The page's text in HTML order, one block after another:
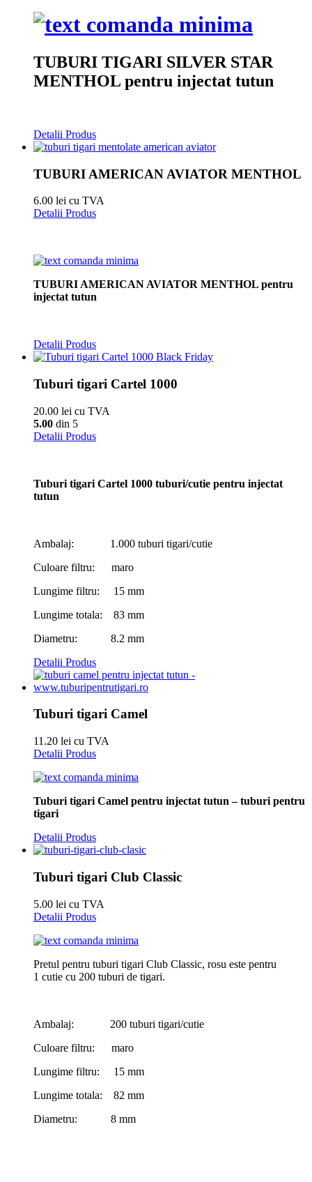
TUBURI TIGARI SILVER STAR
MENTHOL pentru injectat tutun
Detalii Produs
TUBURI AMERICAN AVIATOR MENTHOL
6.00 lei cu TVA
Detalii Produs
TUBURI AMERICAN AVIATOR MENTHOL pentru
injectat tutun
Detalii Produs
Tuburi tigari Cartel 1000
20.00 lei cu TVA
5.00 din 5
Detalii Produs
Tuburi tigari Cartel 1000 tuburi/cutie pentru injectat
tutun
Ambalaj: 1.000 tuburi tigari/cutie
Culoare filtru: maro
Lungime filtru: 15 mm
Lungime totala: 83 mm
Diametru: 8.2 mm
Detalii Produs
Tuburi tigari Camel
11.20 lei cu TVA
Detalii Produs
Tuburi tigari Camel pentru injectat tutun – tuburi pentru
tigari
Detalii Produs
Tuburi tigari Club Classic
5.00 lei cu TVA
Detalii Produs
Pretul pentru tuburi tigari Club Classic, rosu este pentru
1 cutie cu 200 tuburi de tigari.
Ambalaj: 200 tuburi tigari/cutie
Culoare filtru: maro
Lungime filtru: 15 mm
Lungime totala: 82 mm
Diametru: 8 mm